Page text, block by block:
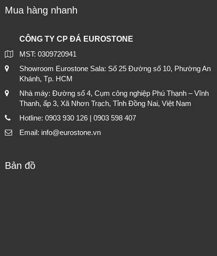
Mua hàng nhanh
CÔNG TY CP ĐÁ EUROSTONE
MST: 0309720941
Showroom Eurostone Sala: Số 25 Đường số 10, Phường An
Khánh, Tp. HCM
Nhà máy: Đường số 4, Cụm công nghiệp Phú Thạnh – Vĩnh
Thanh, ấp 3, Xã Nhơn Trạch, Tỉnh Đồng Nai, Việt Nam
Hotline: 0903 930 126 | 0903 598 407
Email: info@eurostone.vn
Bản đồ